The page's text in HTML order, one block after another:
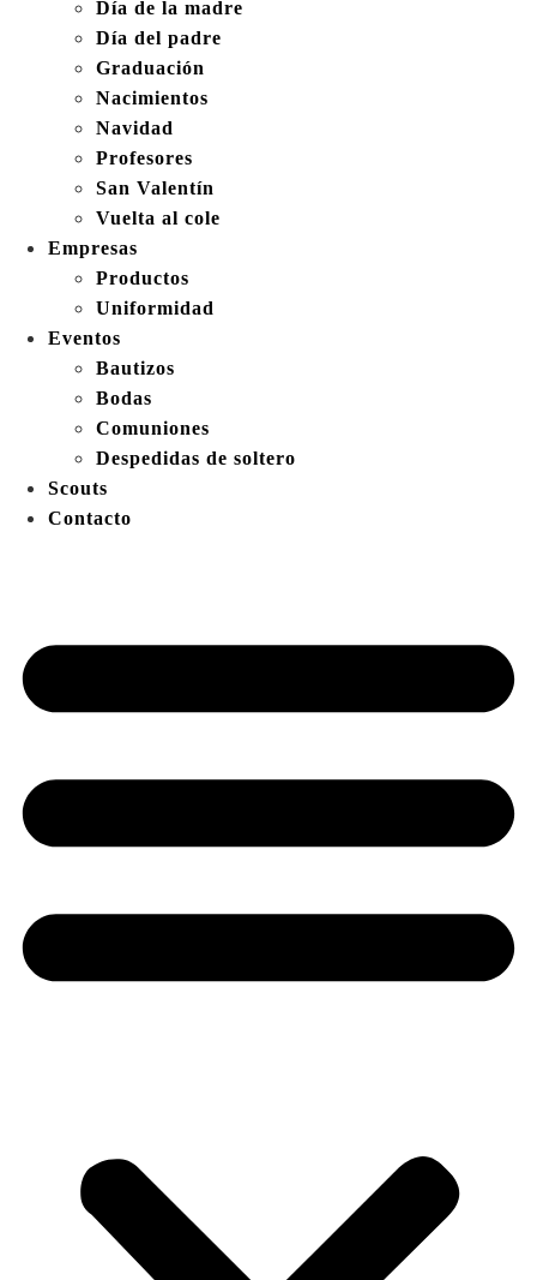
Día de la madre
Día del padre
Graduación
Nacimientos
Navidad
Profesores
San Valentín
Vuelta al cole
Empresas
Productos
Uniformidad
Eventos
Bautizos
Bodas
Comuniones
Despedidas de soltero
Scouts
Contacto